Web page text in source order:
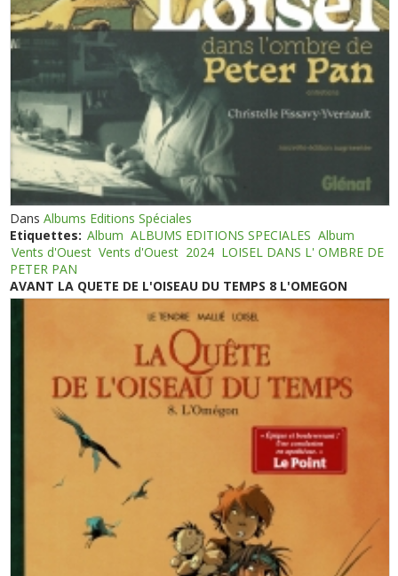
DansAlbums Editions Spéciales
Etiquettes: Album ALBUMS EDITIONS SPECIALES Album
Vents d'Ouest Vents d'Ouest 2024 LOISEL DANS L' OMBRE DE
PETER PAN
AVANT LA QUETE DE L'OISEAU DU TEMPS 8 L'OMEGON